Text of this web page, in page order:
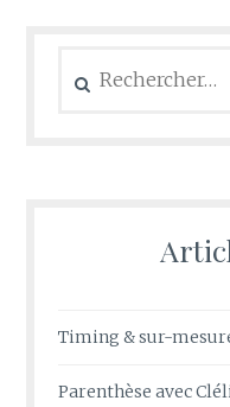
Timing & sur-
Parenthèse avec